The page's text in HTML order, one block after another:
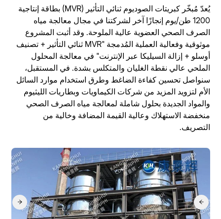
يُعدّ مُبخّر كبريتات الصوديوم ثنائي التأثير (MVR) بطاقة إنتاجية
1200 طن/يوم إنجازًا آخر لشركتنا في مجال معالجة مياه
الصرف الصحي العضوية عالية الملوحة. وقد أثبت المشروع
موثوقية وفعالية العملية المُدمجة "MVR ثنائي التأثير + تصنيف
أوسلو + إزالة السيليكا عبر الإنترنت" في معالجة المحلول
الملحي عالي نقطة الغليان والمتكلس بشدة. في المستقبل،
سنواصل تحسين كفاءة الضاغط وطرق استخدام موارد السائل
الأم لتزويد المزيد من شركات الكيماويات وبطاريات الليثيوم
والمواد الجديدة بحلول شاملة لمعالجة مياه الصرف الصحي
منخفضة الاستهلاك وعالية القيمة المضافة وخالية من
التصريف.